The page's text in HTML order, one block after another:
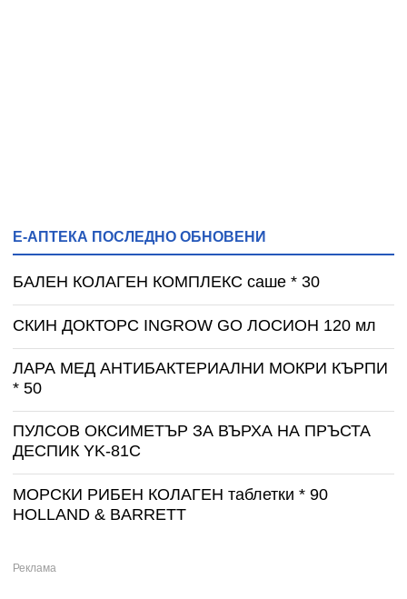
Е-АПТЕКА ПОСЛЕДНО ОБНОВЕНИ
БАЛЕН КОЛАГЕН КОМПЛЕКС саше * 30
СКИН ДОКТОРС INGROW GO ЛОСИОН 120 мл
ЛАРА МЕД АНТИБАКТЕРИАЛНИ МОКРИ КЪРПИ
* 50
ПУЛСОВ ОКСИМЕТЪР ЗА ВЪРХА НА ПРЪСТА
ДЕСПИК YK-81C
МОРСКИ РИБЕН КОЛАГЕН таблетки * 90
HOLLAND & BARRETT